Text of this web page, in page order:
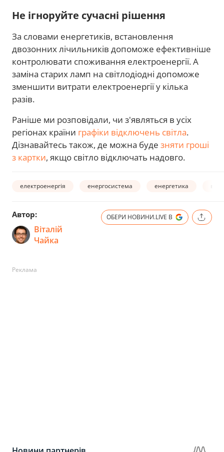
Не ігноруйте сучасні рішення
За словами енергетиків, встановлення
двозонних лічильників допоможе ефективніше
контролювати споживання електроенергії. А
заміна старих ламп на світлодіодні допоможе
зменшити витрати електроенергії у кілька
разів.
Раніше ми розповідали, чи з'являться в усіх
регіонах країни графіки відключень світла.
Дізнавайтесь також, де можна буде зняти гроші
з картки, якщо світло відключать надовго.
електроенергія енергосистема енергетика
Автор:
Віталій
Чайка
ОБЕРИ НОВИНИ.LIVE В
Реклама